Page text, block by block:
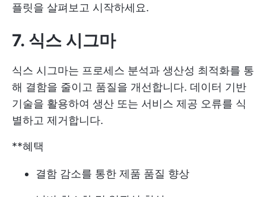
플릿을 살펴보고 시작하세요.
7. 식스 시그마
식스 시그마는 프로세스 분석과 생산성 최적화를 통
해 결함을 줄이고 품질을 개선합니다. 데이터 기반
기술을 활용하여 생산 또는 서비스 제공 오류를 식
별하고 제거합니다.
**혜택
결함 감소를 통한 제품 품질 향상